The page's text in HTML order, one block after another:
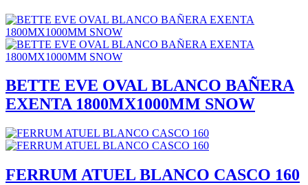
BETTE EVE OVAL BLANCO BAÑERA
EXENTA 1800MX1000MM SNOW
FERRUM ATUEL BLANCO CASCO 160